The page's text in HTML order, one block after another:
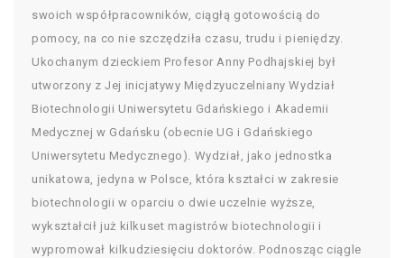
swoich współpracowników, ciągłą gotowością do
pomocy, na co nie szczędziła czasu, trudu i pieniędzy.
Ukochanym dzieckiem Profesor Anny Podhajskiej był
utworzony z Jej inicjatywy Międzyuczelniany Wydział
Biotechnologii Uniwersytetu Gdańskiego i Akademii
Medycznej w Gdańsku (obecnie UG i Gdańskiego
Uniwersytetu Medycznego). Wydział, jako jednostka
unikatowa, jedyna w Polsce, która kształci w zakresie
biotechnologii w oparciu o dwie uczelnie wyższe,
wykształcił już kilkuset magistrów biotechnologii i
wypromował kilkudziesięciu doktorów. Podnosząc ciągle